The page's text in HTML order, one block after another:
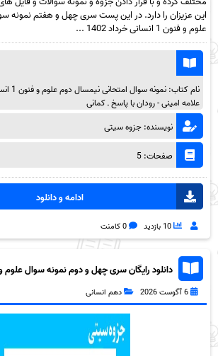
این عزیزان را دارد. در این پست سری چهل و هفتم نمونه
علوم و فنون 1 انسانی خرداد 1402 ...
علامه امینی - رودان با پاسخ ـ کمانی
نویسنده: جزوه سیتی
صفحات: 5
ادامه و دانلود
10 بازدید 0 کامنت
دانلود رایگان سری چهل و دوم نمونه سوال علوم
دهم انسانی به همراه pdf
6 آگوست 2026 دهم انسانی